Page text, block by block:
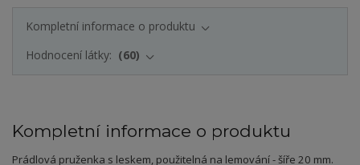
Kompletní informace o produktu
Hodnocení látky:
60
Kompletní informace o produktu
Prádlová pruženka s leskem, použitelná na lemování - šíře 20 mm.